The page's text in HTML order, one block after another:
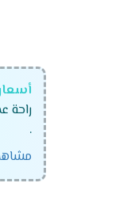
أسعار
راحة
.